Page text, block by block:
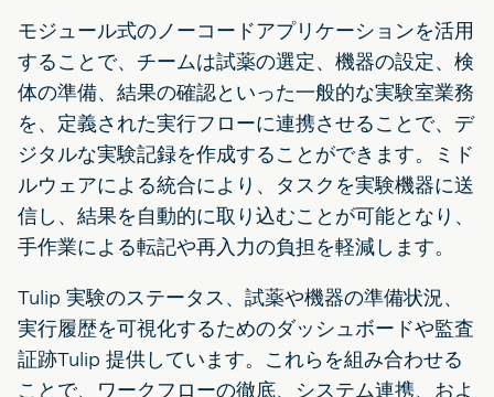
モジュール式のノーコードアプリケーションを活用
することで、チームは試薬の選定、機器の設定、検
体の準備、結果の確認といった一般的な実験室業務
を、定義された実行フローに連携させることで、デ
ジタルな実験記録を作成することができます。ミド
ルウェアによる統合により、タスクを実験機器に送
信し、結果を自動的に取り込むことが可能となり、
手作業による転記や再入力の負担を軽減します。
Tulip 実験のステータス、試薬や機器の準備状況、
実行履歴を可視化するためのダッシュボードや監査
証跡Tulip 提供しています。これらを組み合わせる
ことで、ワークフローの徹底、システム連携、およ